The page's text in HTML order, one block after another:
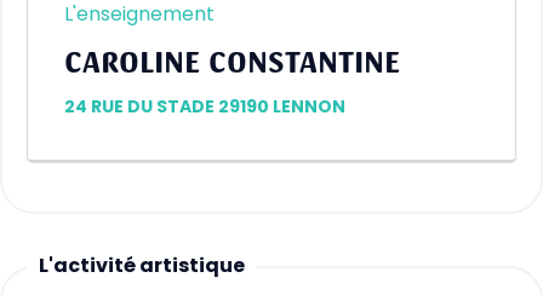
L'enseignement
CAROLINE CONSTANTINE
24 RUE DU STADE 29190 LENNON
L'activité artistique